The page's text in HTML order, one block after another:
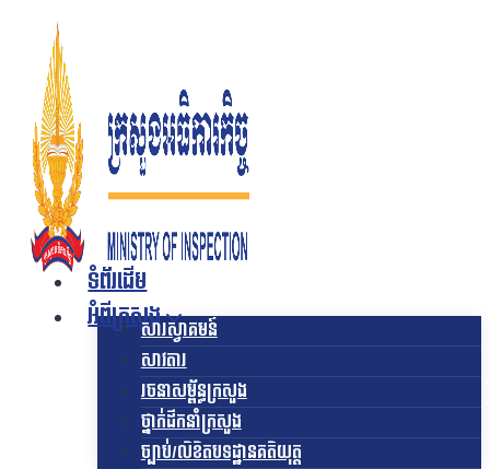
content
ទំព័រដើម
អំពីក្រសួងសារស្វាគមន៍
សាវតារ
រចនាសម្ព័ន្ធក្រសួង​
ថ្នាក់ដឹកនាំក្រសួង
ច្បាប់/លិខិតបទដ្ឋានគតិយុត្ត